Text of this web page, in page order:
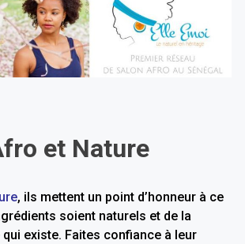
et Nature
, ils mettent un point d’honneur à ce
soient naturels et de la
existe. Faites confiance à leur